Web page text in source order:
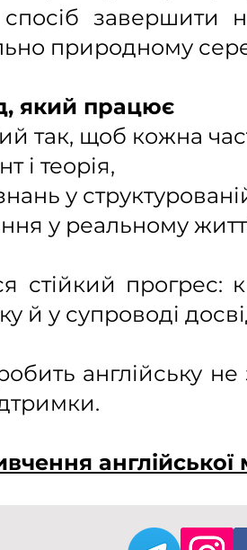
завершити
природному
який працює
так, щоб кожна
і теорія,
у
у реальному
стійкий
й у супроводі
англійську
англійської